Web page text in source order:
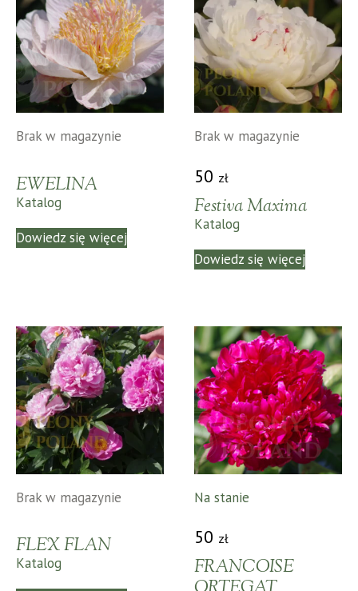
Brak w magazynie
EWELINA
Katalog
Dowiedz się więcej
Brak w magazynie
50 zł
Festiva Maxima
Katalog
Dowiedz się więcej
Brak w magazynie
FLEX FLAN
Katalog
Na stanie
50 zł
FRANCOISE